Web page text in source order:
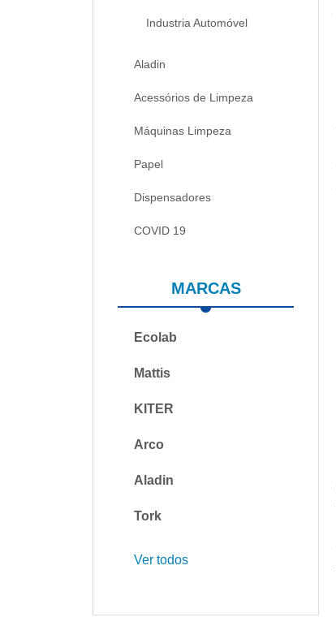
Industria Automóvel
Aladin
Acessórios de Limpeza
Máquinas Limpeza
Papel
Dispensadores
COVID 19
MARCAS
Ecolab
Mattis
KITER
Arco
Aladin
Tork
Ver todos